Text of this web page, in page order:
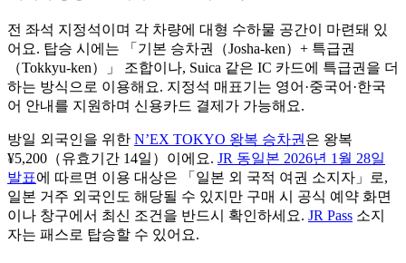
전 좌석 지정석이며 각 차량에 대형 수하물 공간이 마련돼 있
어요. 탑승 시에는 「기본 승차권（Josha-ken）+ 특급권
（Tokkyu-ken）」 조합이나, Suica 같은 IC 카드에 특급권을 더
하는 방식으로 이용해요. 지정석 매표기는 영어·중국어·한국
어 안내를 지원하며 신용카드 결제가 가능해요.
방일 외국인을 위한 N’EX TOKYO 왕복 승차권 은 왕복
¥5,200（유효기간 14일）이에요. JR 동일본 2026년 1월 28일
발표에 따르면 이용 대상은 「일본 외 국적 여권 소지자」로,
일본 거주 외국인도 해당될 수 있지만 구매 시 공식 예약 화면
이나 창구에서 최신 조건을 반드시 확인하세요. JR Pass 소지
자는 패스로 탑승할 수 있어요.